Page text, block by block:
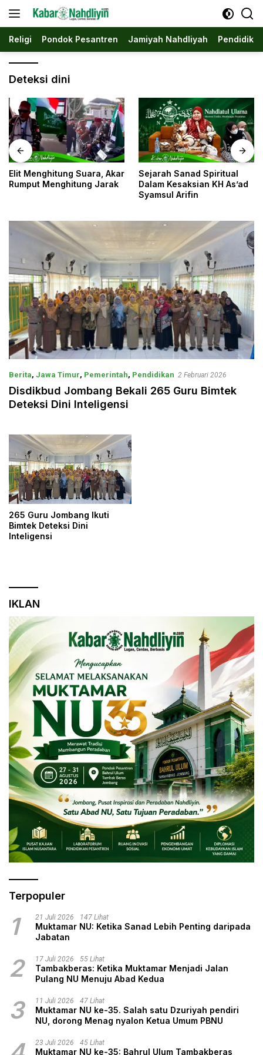
Religi Pondok Pesantren Jamiyah Nahdliyah
Deteksi dini
Sejarah Sanad Spiritual
Dalam Kesaksian KH As’ad
Jombang: Saat Sebuah
Kota Menjadi Ibu Kota
Nahdliyin
Berita, Jawa Timur, Pemerintah, Pendidikan 2 Februari 2026
Disdikbud Jombang Bekali 265 Guru Bimtek
Deteksi Dini Inteligensi
265 Guru Jombang Ikuti
Bimtek Deteksi Dini
Inteligensi
IKLAN
Terpopuler
1 21 Juli 2026 147 Lihat
Muktamar NU: Ketika Sanad Lebih Penting daripada
Jabatan
2 17 Juli 2026 55 Lihat
Tambakberas: Ketika Muktamar Menjadi Jalan
Pulang NU Menuju Abad Kedua
3 11 Juli 2026 47 Lihat
Muktamar NU ke-35. Salah satu Dzuriyah pendiri
NU, dorong Menag nyalon Ketua Umum PBNU
23 Juli 2026 45 Lihat
Muktamar NU ke-35: Bahrul Ulum Tambakberas